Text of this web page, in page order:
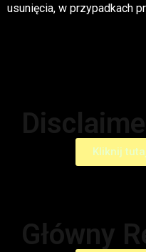
usunięcia, w przypadkach
Kliknij
Główny